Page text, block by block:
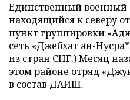
Единственный военный
находящийся к северу
пункт группировки
сеть «Джебхат ан-
из стран СНГ.) Месяц
этом районе отряд
в состав ДАИШ.